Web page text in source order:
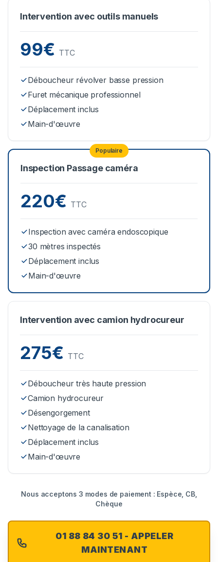
Intervention avec outils manuels
99€ TTC
Déboucheur révolver basse pression
Furet mécanique professionnel
Déplacement inclus
Main-d'œuvre
Populaire
Inspection Passage caméra
220€ TTC
Inspection avec caméra endoscopique
30 mètres inspectés
Déplacement inclus
Main-d'œuvre
Intervention avec camion hydrocureur
275€ TTC
Déboucheur très haute pression
Camion hydrocureur
Désengorgement
Nettoyage de la canalisation
Déplacement inclus
Main-d'œuvre
Nous acceptons 3 modes de paiement : Espèce, CB,
Chèque
01 88 84 30 51 - APPELER
MAINTENANT